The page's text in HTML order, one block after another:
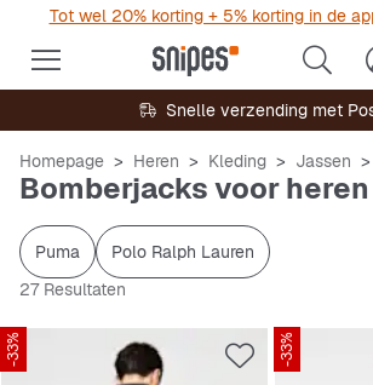
Tot wel 20% korting + 5% korting in de
Snelle verzending met
Homepage Heren Kleding Jassen
Bomberjacks voor heren
Puma
Polo Ralph Lauren
27 Resultaten
-33% -33%